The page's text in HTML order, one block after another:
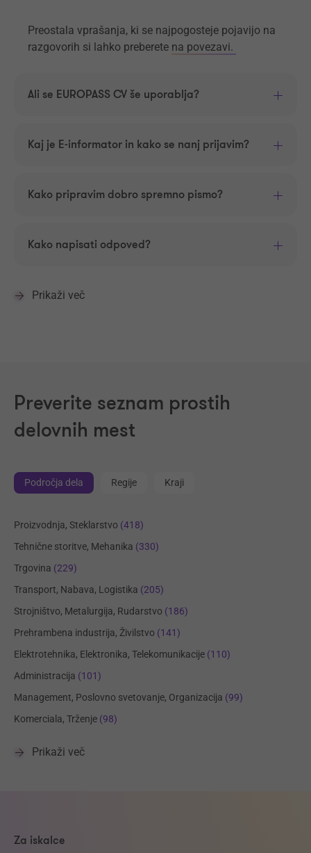
Preostala vprašanja, ki se najpogosteje pojavijo na
razgovorih si lahko preberete na povezavi.
Ali se EUROPASS CV še uporablja?
Kaj je E-informator in kako se nanj prijavim?
Kako pripravim dobro spremno pismo?
Kako napisati odpoved?
Prikaži več
Preverite seznam prostih
delovnih mest
Področja dela Regije Kraji
Proizvodnja, Steklarstvo (418)
Tehnične storitve, Mehanika (330)
Trgovina (229)
Transport, Nabava, Logistika (205)
Strojništvo, Metalurgija, Rudarstvo (186)
Prehrambena industrija, Živilstvo (141)
Elektrotehnika, Elektronika, Telekomunikacije (110)
Administracija (101)
Management, Poslovno svetovanje, Organizacija (99)
Komerciala, Trženje (98)
Prikaži več
Za iskalce